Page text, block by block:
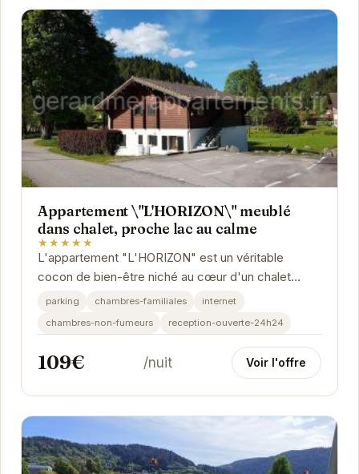
Appartement \"L'HORIZON\" meublé
dans chalet, proche lac au calme
★★★★★
L'appartement "L'HORIZON" est un véritable
cocon de bien-être niché au cœur d'un chalet
traditionnel. Son emplacement privilégié, à
parking chambres-familiales
internet
chambres-non-fumeurs
reception-ouverte-24h24
109€ /nuit Voir l'offre